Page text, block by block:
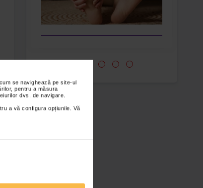
se navighează pe site-ul
pentru a măsura
dvs. de navigare.
a vă configura opțiunile. Vă